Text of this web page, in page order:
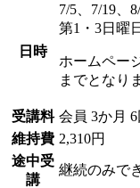
日時
7/5、7/19、
第1・3日曜
ホームペー
までとなり
受講料 会員 3か月 6
維持費 2,310円
途中受
講
継続のみで